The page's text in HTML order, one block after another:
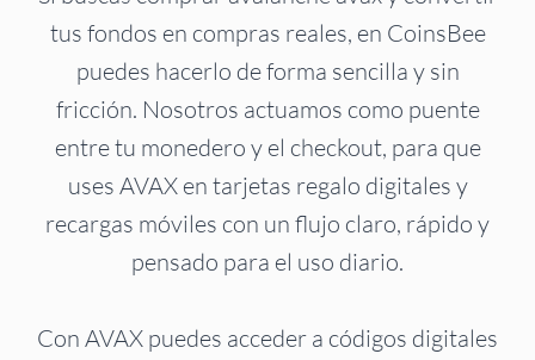
tus fondos en compras reales, en CoinsBee
puedes hacerlo de forma sencilla y sin
fricción. Nosotros actuamos como puente
entre tu monedero y el checkout, para que
uses AVAX en tarjetas regalo digitales y
recargas móviles con un flujo claro, rápido y
pensado para el uso diario.
Con AVAX puedes acceder a códigos digitales